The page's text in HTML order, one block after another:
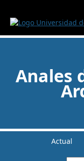
Anales
Actual